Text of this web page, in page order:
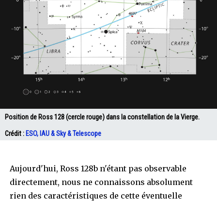
Position de Ross 128 (cercle rouge) dans la constellation de la Vierge.
Crédit : ESO, IAU & Sky & Telescope
Aujourd'hui, Ross 128b n'étant pas observable
directement, nous ne connaissons absolument
rien des caractéristiques de cette éventuelle